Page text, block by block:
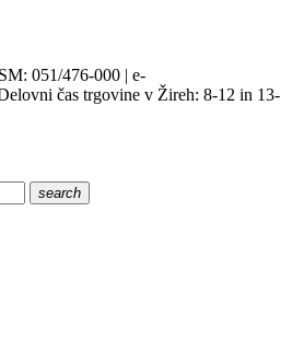
051/476-000 | e-
čas trgovine v Žireh: 8-12 in 13-
search